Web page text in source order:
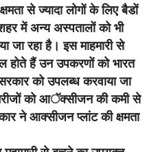
से ज्यादा लोगों के लिए बैडों
में अन्य अस्पतालों को भी
जा रहा है। इस माहमारी से
होते हैं उन उपकरणों को भारत
को उपलब्ध करवाया जा
को आॅक्सीजन की कमी से
ने आक्सीजन प्लांट की क्षमता